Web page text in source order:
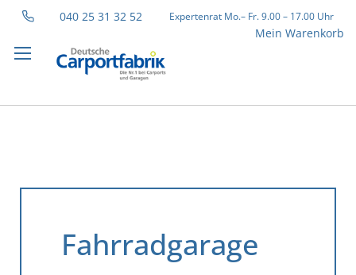
040 25 31 32 52 Expertenrat Mo.– Fr. 9.00 – 17.00 Uhr
Mein Warenkorb
zum
Fahrradgarage